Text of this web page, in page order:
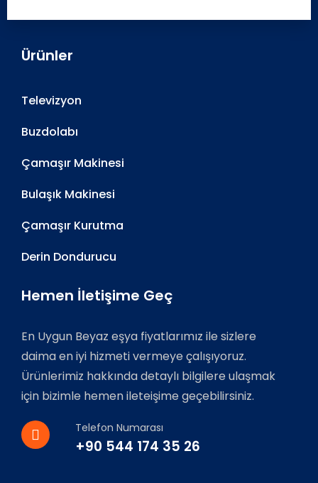
Ürünler
Televizyon
Buzdolabı
Çamaşır Makinesi
Bulaşık Makinesi
Çamaşır Kurutma
Derin Dondurucu
Hemen İletişime Geç
En Uygun Beyaz eşya fiyatlarımız ile sizlere
daima en iyi hizmeti vermeye çalışıyoruz.
Ürünlerimiz hakkında detaylı bilgilere ulaşmak
için bizimle hemen ileteişime geçebilirsiniz.
Telefon Numarası
+90 544 174 35 26